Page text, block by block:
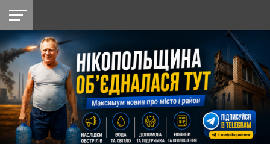
НІКОПОЛЬ
РАЙОН
СІЧЕСЛАВСЬКА
УКРАЇНА
РЕТРО
НІКОПОЛЬ
ЛАЙТ
УКРАЇНА
ДОПОМОГА
РАДІО